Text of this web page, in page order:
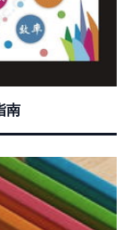
南